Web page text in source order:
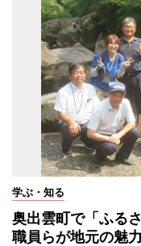
学ぶ・知る
奥出雲町で「ふる
職員らが地元の魅